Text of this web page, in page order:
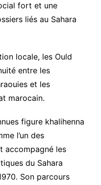
fort et une
liés au Sahara
locale, les Ould
entre les
et les
marocain.
figure khalihenna
l’un des
accompagné les
du Sahara
Son parcours